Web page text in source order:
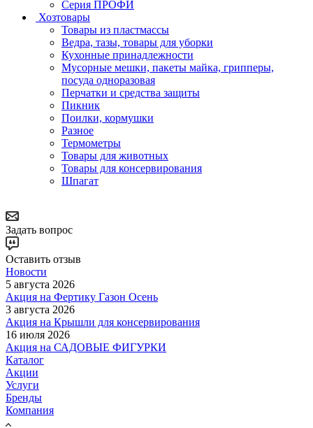
Серия ПРОФИ
Хозтовары
Товары из пластмассы
Ведра, тазы, товары для уборки
Кухонные принадлежности
Мусорные мешки, пакеты майка, грипперы,
посуда одноразовая
Перчатки и средства защиты
Пикник
Поилки, кормушки
Разное
Термометры
Товары для животных
Товары для консервирования
Шпагат
Задать вопрос
Оставить отзыв
Новости
5 августа 2026
Акция на Фертику Газон Осень
3 августа 2026
Акция на Крышли для консервирования
16 июля 2026
Акция на САДОВЫЕ ФИГУРКИ
Каталог
Акции
Услуги
Бренды
Компания